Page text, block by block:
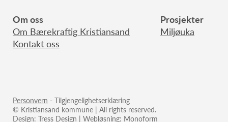
Om oss
Om Bærekraftig Kristiansand
Kontakt oss
Prosjekter
Miljøuka
Personvern - Tilgjengelighetserklæring
© Kristiansand kommune | All rights reserved.
Design: Tress Design | Webløsning: Monoform